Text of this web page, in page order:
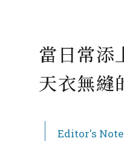
當日常添
天衣無縫
Editor's Note